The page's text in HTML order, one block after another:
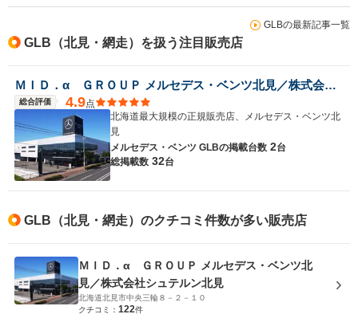
GLBの最新記事一覧
GLB（北見・網走）を扱う注目販売店
ＭＩＤ．α ＧＲＯＵＰ メルセデス・ベンツ北見／株式会社シュテルン北見
総合評価 4.9点
北海道最大規模の正規販売店、メルセデス・ベンツ北
見
メルセデス・ベンツ GLBの掲載台数 2台
総掲載数 32台
GLB（北見・網走）のクチコミ件数が多い販売店
ＭＩＤ．α ＧＲＯＵＰ メルセデス・ベンツ北
見／株式会社シュテルン北見
北海道北見市中央三輪８－２－１０
クチコミ： 122件